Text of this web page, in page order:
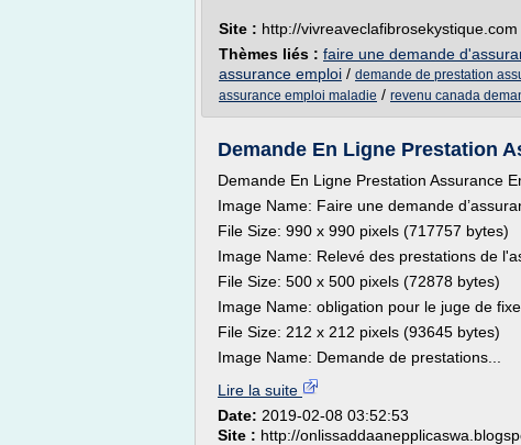
Site : http://vivreaveclafibrosekystique.com
Thèmes liés : faire une demande
assurance emploi / demande de prestation
assurance emploi maladie / revenu canada
Demande En Ligne Prestation
Demande En Ligne Prestation Assurance
Image Name: Faire une demande
File Size: 990 x 990 pixels (717757 bytes)
Image Name: Relevé des prestations de
File Size: 500 x 500 pixels (72878 bytes)
Image Name: obligation pour le juge de
File Size: 212 x 212 pixels (93645 bytes)
Image Name: Demande de prestations...
Lire la suite
Date: 2019-02-08 03:52:53
Site : http://